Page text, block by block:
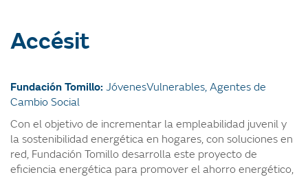
Accésit
Fundación Tomillo: JóvenesVulnerables, Agentes de
Cambio Social
Con el objetivo de incrementar la empleabilidad juvenil y
la sostenibilidad energética en hogares, con soluciones en
red, Fundación Tomillo desarrolla este proyecto de
eficiencia energética para promover el ahorro energético,